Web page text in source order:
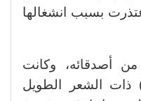
بسبب انشغالها
أصدقائه، وكانت
ذات الشعر الطويل